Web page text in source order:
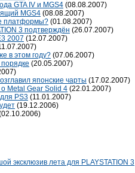
GTA IV и MGS4 (08.08.2007)
MGS4 (08.08.2007)
платформы? (01.08.2007)
3 подтверждён (26.07.2007)
2007 (12.07.2007)
в этом году? (07.06.2007)
(20.05.2007)
японские чарты (17.02.2007)
Metal Gear Solid 4 (22.01.2007)
PS3 (11.01.2007)
(19.12.2006)
эксклюзив лета для PLAYSTATION 3